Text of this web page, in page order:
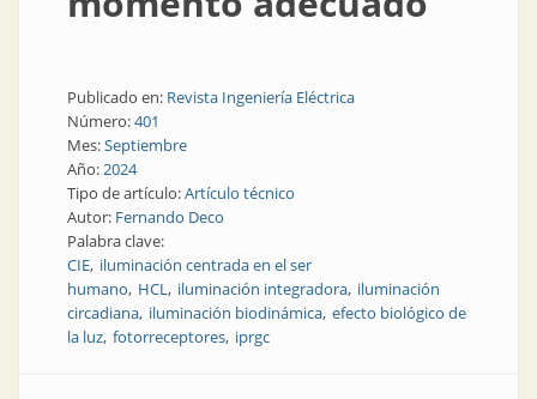
Publicado en: Revista Ingeniería Eléctrica
Número:401
Mes:Septiembre
Año:2024
Tipo de artículo:Artículo técnico
Autor: Fernando Deco
Palabra clave:
CIE iluminación centrada en el ser
humano HCL iluminación integradora iluminación
circadiana iluminación biodinámica efecto biológico de
la luz fotorreceptores iprgc